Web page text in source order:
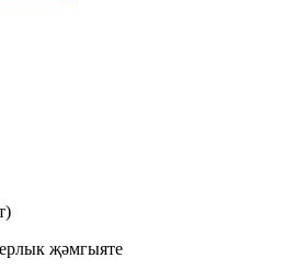
җәмгыяте